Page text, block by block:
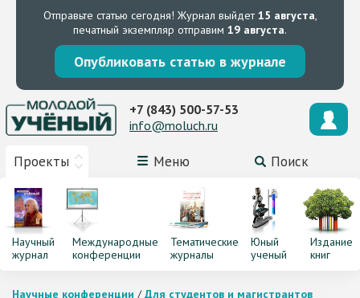
Отправьте статью сегодня! Журнал выйдет15 августа,
печатный экземпляр отправим 19 августа.
Опубликовать статью в журнале
Проекты Меню Поиск
+7 (843) 500-57-53
info@moluch.ru
Научный
журнал
Международные
конференции
Тематические
журналы
Юный
ученый
Издание
книг
Научные конференции /Для студентов и магистрантов